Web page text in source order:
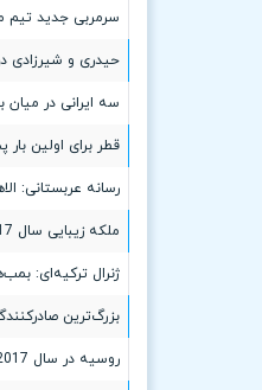
سرمربی جدید تیم ملی
حیدری و شیرزادی
سه ایرانی در میان
قطر برای اولین بار پس از سال 2017 با
رسانه عربستانی: الاهلی به
ملکه زیبایی سال 2017 در پیست اسکی سکته زد + عکس
ژنرال ترکیه‌ای: بمب‌های هسته‌ای
بزرگ‌ترین صادرکنندگان جهان در سال
روسیه در سال 2017 در تولید سلاح رتبه دوم جهان را بدست آورد